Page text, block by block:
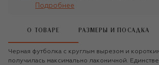
Подробнее
О ТОВАРЕ РАЗМЕРЫ И ПОСАДКА
Черная футболка с круглым вырезом и
получилась максимально лаконичной.